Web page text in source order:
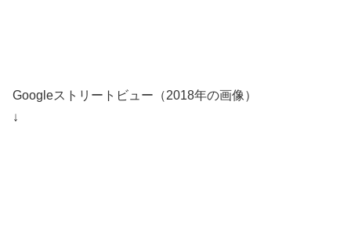
Googleストリートビュー（2018年の画像）
↓